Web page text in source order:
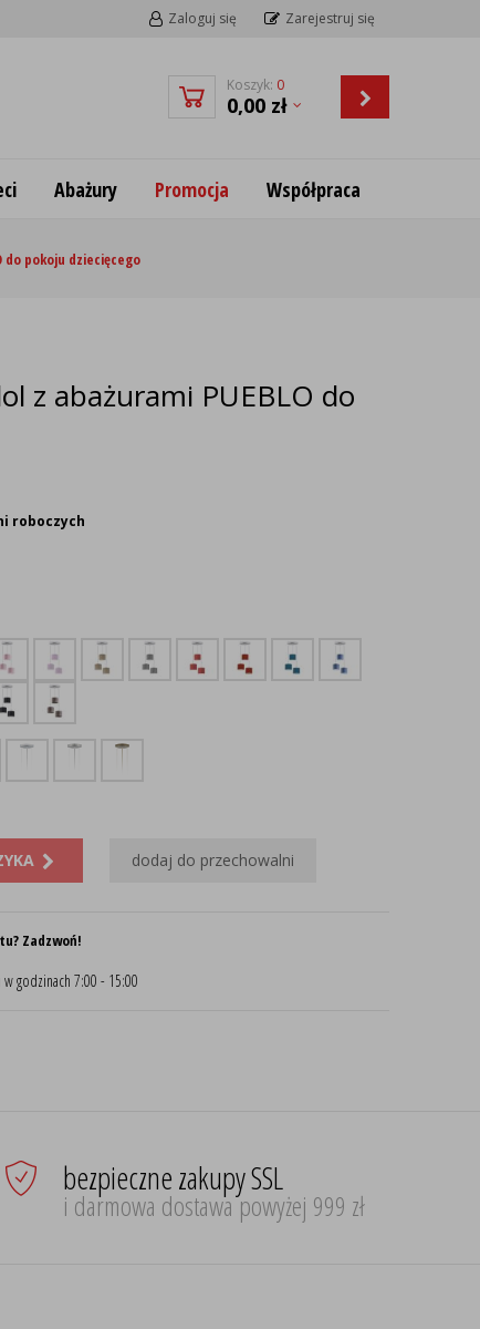
Zaloguj się Zarejestruj się
Koszyk: 0
0,00 zł
Abażury Promocja Współpraca
do pokoju dziecięcego
z abażurami PUEBLO do
roboczych
dodaj do przechowalni
Zadzwoń!
godzinach 7:00 - 15:00
bezpieczne zakupy SSL
i darmowa dostawa powyżej 999 zł